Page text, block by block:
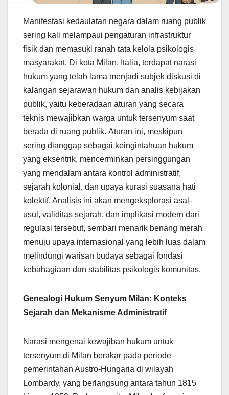
Manifestasi kedaulatan negara dalam ruang publik
sering kali melampaui pengaturan infrastruktur
fisik dan memasuki ranah tata kelola psikologis
masyarakat. Di kota Milan, Italia, terdapat narasi
hukum yang telah lama menjadi subjek diskusi di
kalangan sejarawan hukum dan analis kebijakan
publik, yaitu keberadaan aturan yang secara
teknis mewajibkan warga untuk tersenyum saat
berada di ruang publik. Aturan ini, meskipun
sering dianggap sebagai keingintahuan hukum
yang eksentrik, mencerminkan persinggungan
yang mendalam antara kontrol administratif,
sejarah kolonial, dan upaya kurasi suasana hati
kolektif. Analisis ini akan mengeksplorasi asal-
usul, validitas sejarah, dan implikasi modern dari
regulasi tersebut, sembari menarik benang merah
menuju upaya internasional yang lebih luas dalam
melindungi warisan budaya sebagai fondasi
kebahagiaan dan stabilitas psikologis komunitas.
Genealogi Hukum Senyum Milan: Konteks
Sejarah dan Mekanisme Administratif
Narasi mengenai kewajiban hukum untuk
tersenyum di Milan berakar pada periode
pemerintahan Austro-Hungaria di wilayah
Lombardy, yang berlangsung antara tahun 1815